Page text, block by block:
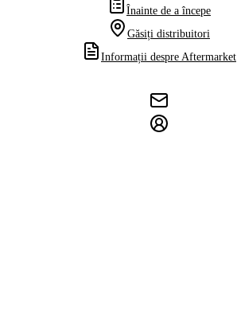
Înainte de a începe
Găsiți distribuitori
Informații despre Aftermarket